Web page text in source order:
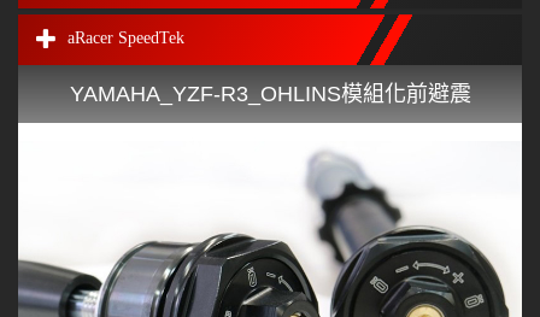
aRacer SpeedTek
YAMAHA_YZF-R3_OHLINS模組化前避震